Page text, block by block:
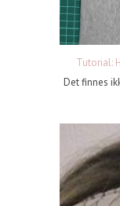
Tutorial:
Det finnes